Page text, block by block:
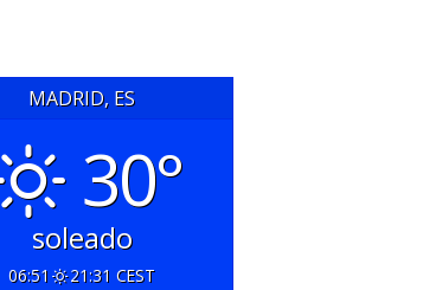
MADRID, ES
30°
soleado
06:51
21:31 CEST